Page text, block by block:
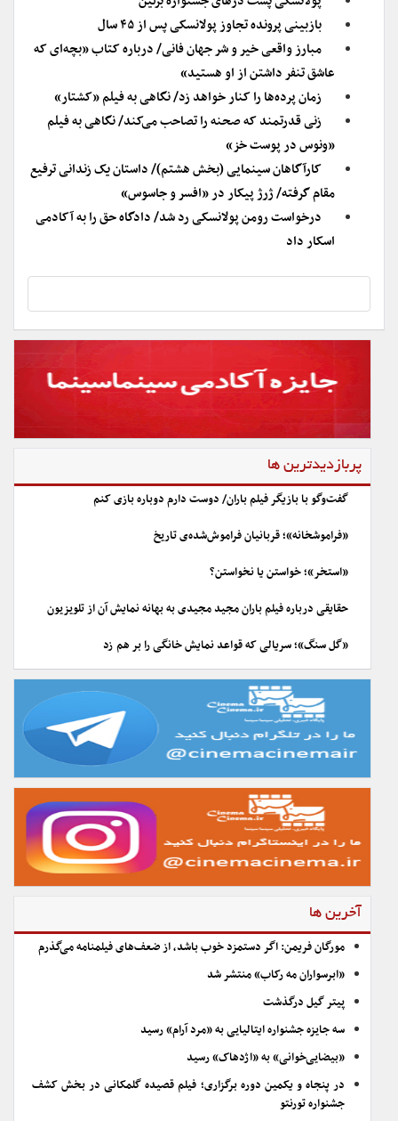
بازبینی پرونده تجاوز پولانسکی پس از ۴۵ سال
مبارز واقعی خیر و شر جهان فانی/ درباره کتاب «بچه‌ای که
عاشق تنفر داشتن از او هستید»
زمان پرده‌ها را کنار خواهد زد/ نگاهی به فیلم «کشتار»
زنی قدرتمند که صحنه را تصاحب می‌کند/ نگاهی به فیلم
«ونوس در پوست خز»
کارآگاهان سینمایی (بخش هشتم)/ داستان یک زندانی ترفیع
مقام گرفته/ ژرژ پیکار در «افسر و جاسوس»
درخواست رومن پولانسکی رد شد/ دادگاه حق را به آکادمی
اسکار داد
پربازدیدترین ها
گفت‌وگو با بازیگر فیلم باران/ دوست دارم دوباره بازی کنم
«فراموشخانه»؛ قربانیان فراموش‌شده‌ی تاریخ
«استخر»؛ خواستن یا نخواستن؟
حقایقی درباره فیلم باران مجید مجیدی به بهانه نمایش آن از تلویزیون
«گل سنگ»؛ سریالی که قواعد نمایش خانگی را بر هم زد
آخرین ها
مورگان فریمن: اگر دستمزد خوب باشد، از ضعف‌های فیلمنامه می‌گذرم
«ابرسواران مه رکاب» منتشر شد
پیتر گیل درگذشت
سه جایزه جشنواره ایتالیایی به «مرد آرام» رسید
«بیضایی‌خوانی» به «اژدهاک» رسید
در پنجاه و یکمین دوره برگزاری؛ فیلم قصیده گلمکانی در بخش کشف
جشنواره تورنتو